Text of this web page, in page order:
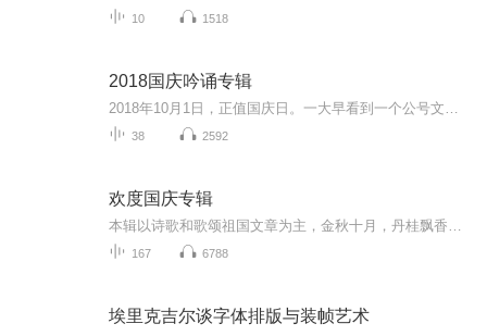
10 1518
2018国庆吟诵专辑
38 2592
欢度国庆专辑
167 6788
埃里克吉尔谈字体排版与装帧艺术